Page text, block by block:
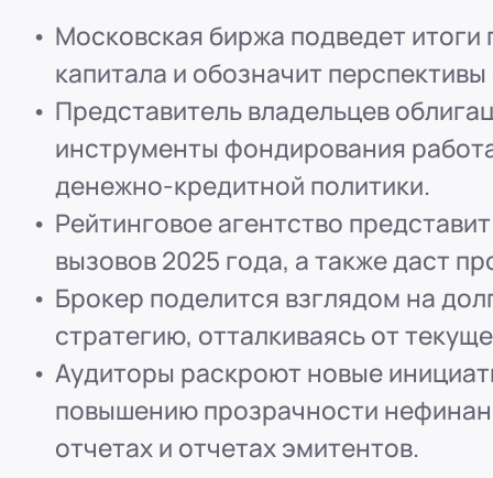
РоссияПенза
8 (800) 250-25-31 (вн. 153)mail@pr-liz.ru8
ООО "ПР-Лизинг"
РоссияОмск
8 (800) 250-25-31 (вн. 153)mail@pr-liz.ru8
ООО "ПР-Лизинг"
Россия Ростов-на-Дону г. Ростов-на-Дону,
8 (800) 250-25-31 (вн. 153) mail@pr-liz.ru 8
Московская биржа подведет итоги
капитала и обозначит
Представитель владельцев
инструменты фондирования
денежно-кредитной политики.
Рейтинговое агентство
вызовов 2025 года, а также даст
Брокер поделится взглядом на
стратегию, отталкиваясь от
Аудиторы раскроют новые
повышению прозрачности
отчетах и отчетах эмитентов.